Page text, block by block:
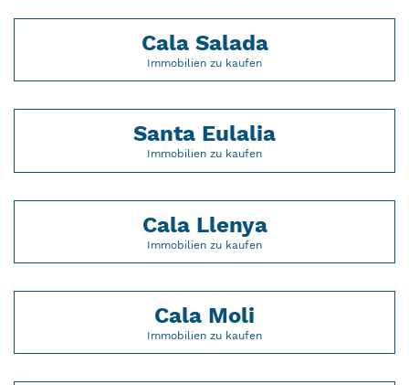
Cala Salada
Immobilien zu kaufen
Santa Eulalia
Immobilien zu kaufen
Cala Llenya
Immobilien zu kaufen
Cala Moli
Immobilien zu kaufen